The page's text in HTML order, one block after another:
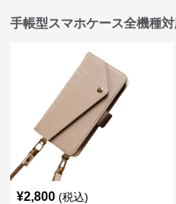
手帳型スマホケース全機種
¥2,800 (税込)